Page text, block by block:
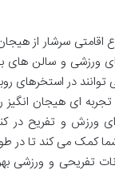
اقامتی سرشار از
و سالن های
در استخرهای
ای هیجان انگیز
ورزش و تفریح در
کمک می کند تا در
تفریحی و ورزشی